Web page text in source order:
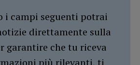
i campi seguenti potrai
direttamente sulla
garantire che tu riceva
più rilevanti, ti